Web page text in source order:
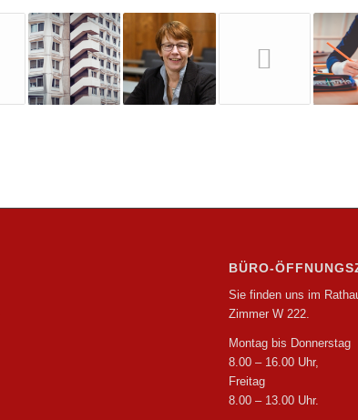
BÜRO-
Sie finden uns im
Zimmer W 222.
Montag bis Donnerstag
8.00 – 16.00 Uhr,
Freitag
8.00 – 13.00 Uhr.